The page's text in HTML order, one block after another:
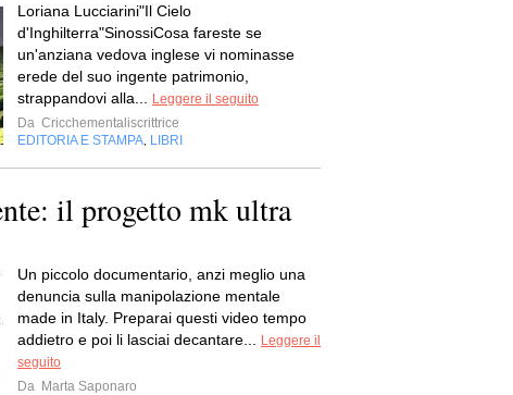
Loriana Lucciarini"Il Cielo
d'Inghilterra"SinossiCosa fareste se
un'anziana vedova inglese vi nominasse
erede del suo ingente patrimonio,
strappandovi alla...
Leggere il seguito
Da Cricchementaliscrittrice
EDITORIA E STAMPA LIBRI
il progetto mk ultra
Un piccolo documentario, anzi meglio una
denuncia sulla manipolazione mentale
made in Italy. Preparai questi video tempo
addietro e poi li lasciai decantare...
Leggere il
seguito
Da Marta Saponaro